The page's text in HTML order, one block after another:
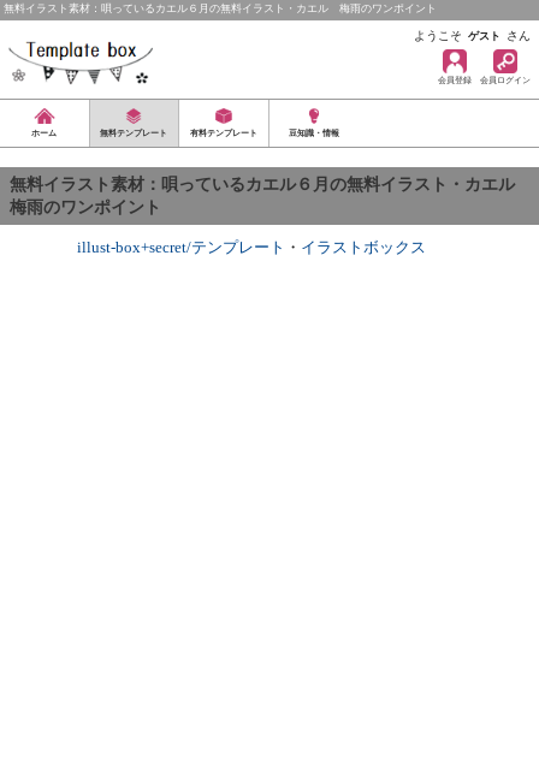
無料イラスト素材：唄っているカエル６月の無料イラスト・カエル 梅雨のワンポイント
ようこそ ゲスト さん
会員登録 会員ログイン
ホーム 無料テンプレート 有料テンプレート 豆知識・情報
無料イラスト素材：唄っているカエル６月の無料イラスト・カエル
梅雨のワンポイント
illust-box+secret/テンプレート ・ イラストボックス